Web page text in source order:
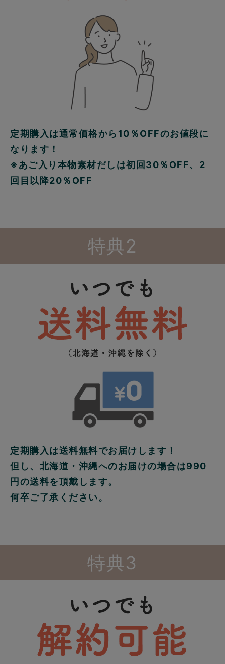
定期購入は通常価格から10％OFFのお値段に
なります！
※あご入り本物素材だしは初回30％OFF、2
回目以降20％OFF
特典2
定期購入は送料無料でお届けします！
但し、北海道・沖縄へのお届けの場合は990
円の送料を頂戴します。
何卒ご了承ください。
特典3